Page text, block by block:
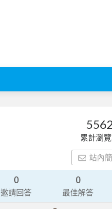
累計瀏
站內
0
邀請回答
0
最佳解答